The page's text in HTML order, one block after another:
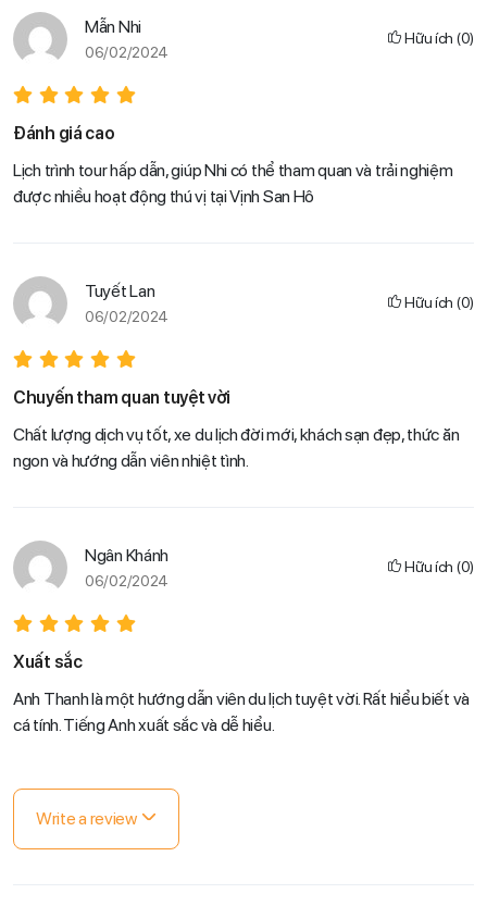
Mẫn Nhi
06/02/2024
Hữu ích (0)
Đánh giá cao
Lịch trình tour hấp dẫn, giúp Nhi có thể tham quan và trải nghiệm
được nhiều hoạt động thú vị tại Vịnh San Hô
Tuyết Lan
06/02/2024
Hữu ích (0)
Chuyến tham quan tuyệt vời
Chất lượng dịch vụ tốt, xe du lịch đời mới, khách sạn đẹp, thức ăn
ngon và hướng dẫn viên nhiệt tình.
Ngân Khánh
06/02/2024
Hữu ích (0)
Xuất sắc
Anh Thanh là một hướng dẫn viên du lịch tuyệt vời. Rất hiểu biết và
cá tính. Tiếng Anh xuất sắc và dễ hiểu.
Write a review